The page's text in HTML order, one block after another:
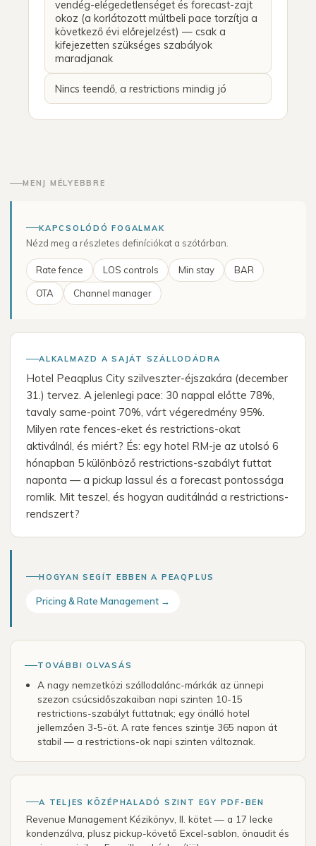
vendég-elégedetlenséget és forecast-zajt
okoz (a korlátozott múltbeli pace torzítja a
következő évi előrejelzést) — csak a
kifejezetten szükséges szabályok
maradjanak
Nincs teendő, a restrictions mindig jó
MENJ MÉLYEBBRE
KAPCSOLÓDÓ FOGALMAK
Nézd meg a részletes definíciókat a szótárban.
Rate fence LOS controls Min stay BAR
OTA Channel manager
ALKALMAZD A SAJÁT SZÁLLODÁDRA
Hotel Peaqplus City szilveszter-éjszakára (december
31.) tervez. A jelenlegi pace: 30 nappal előtte 78%,
tavaly same-point 70%, várt végeredmény 95%.
Milyen rate fences-eket és restrictions-okat
aktiválnál, és miért? És: egy hotel RM-je az utolsó 6
hónapban 5 különböző restrictions-szabályt futtat
naponta — a pickup lassul és a forecast pontossága
romlik. Mit teszel, és hogyan auditálnád a restrictions-
rendszert?
HOGYAN SEGÍT EBBEN A PEAQPLUS
Pricing & Rate Management →
TOVÁBBI OLVASÁS
A nagy nemzetközi szállodalánc-márkák az ünnepi
szezon csúcsidőszakaiban napi szinten 10-15
restrictions-szabályt futtatnak; egy önálló hotel
jellemzően 3-5-öt. A rate fences szintje 365 napon át
stabil — a restrictions-ok napi szinten változnak.
A TELJES KÖZÉPHALADÓ SZINT EGY PDF-BEN
Revenue Management Kézikönyv, II. kötet — a 17 lecke
kondenzálva, plusz pickup-követő Excel-sablon, önaudit és